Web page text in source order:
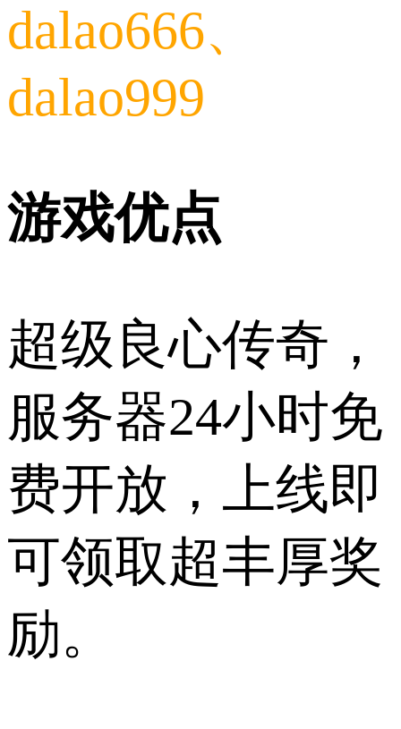
dalao666、
dalao999
游戏优点
超级良心传奇，
服务器24小时免
费开放，上线即
可领取超丰厚奖
励。